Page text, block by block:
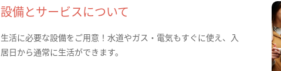
設備とサービスについて
生活に必要な設備をご用意！水道やガス・電気もすぐに使え、入
居日から通常に生活ができます。